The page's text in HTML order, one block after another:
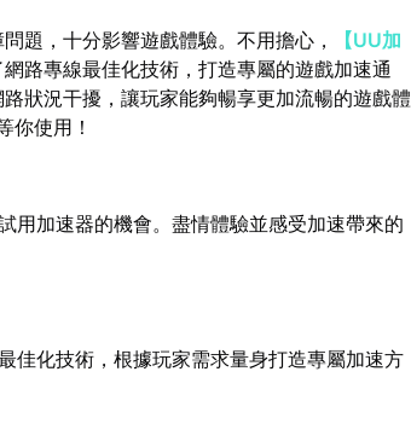
題，十分影響遊戲體驗。不用擔心，
【UU加
路專線最佳化技術，打造專屬的遊戲加速通
狀況干擾，讓玩家能夠暢享更加流暢的遊戲體
你使用！
用加速器的機會。盡情體驗並感受加速帶來的
佳化技術，根據玩家需求量身打造專屬加速方